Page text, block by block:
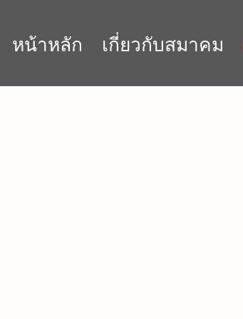
หน้าหลัก เกี่ยวกับสมาคม